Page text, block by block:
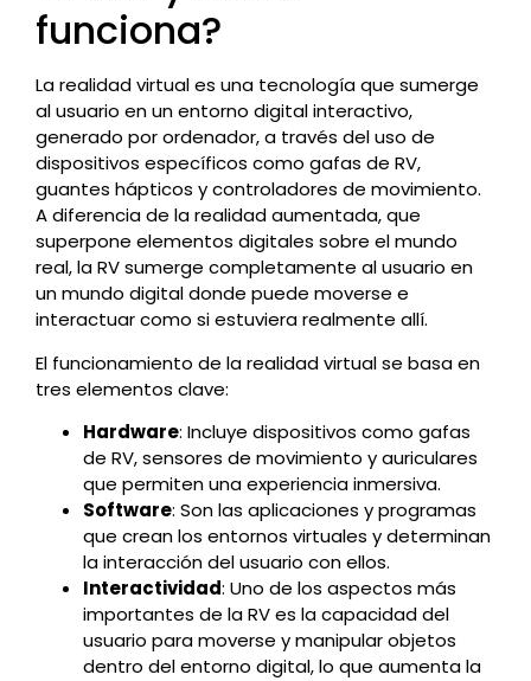
funciona?
La realidad virtual es una tecnología que sumerge
al usuario en un entorno digital interactivo,
generado por ordenador, a través del uso de
dispositivos específicos como gafas de RV,
guantes hápticos y controladores de movimiento.
A diferencia de la realidad aumentada, que
superpone elementos digitales sobre el mundo
real, la RV sumerge completamente al usuario en
un mundo digital donde puede moverse e
interactuar como si estuviera realmente allí.
El funcionamiento de la realidad virtual se basa en
tres elementos clave:
Hardware: Incluye dispositivos como gafas
de RV, sensores de movimiento y auriculares
que permiten una experiencia inmersiva.
Software: Son las aplicaciones y programas
que crean los entornos virtuales y determinan
la interacción del usuario con ellos.
Interactividad: Uno de los aspectos más
importantes de la RV es la capacidad del
usuario para moverse y manipular objetos
dentro del entorno digital, lo que aumenta la